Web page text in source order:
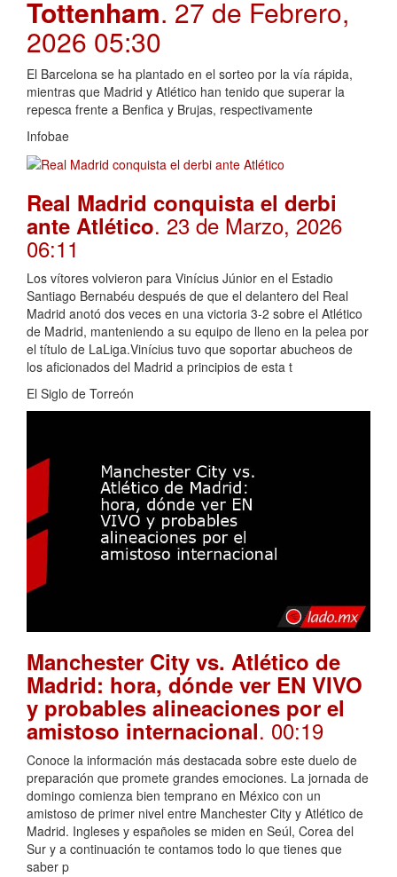
Tottenham. 27 de Febrero,
2026 05:30
El Barcelona se ha plantado en el sorteo por la vía rápida,
mientras que Madrid y Atlético han tenido que superar la
repesca frente a Benfica y Brujas, respectivamente
Infobae
Real Madrid conquista el derbi
ante Atlético. 23 de Marzo, 2026
06:11
Los vítores volvieron para Vinícius Júnior en el Estadio
Santiago Bernabéu después de que el delantero del Real
Madrid anotó dos veces en una victoria 3-2 sobre el Atlético
de Madrid, manteniendo a su equipo de lleno en la pelea por
el título de LaLiga.Vinícius tuvo que soportar abucheos de
los aficionados del Madrid a principios de esta t
El Siglo de Torreón
Manchester City vs. Atlético de
Madrid: hora, dónde ver EN VIVO
y probables alineaciones por el
amistoso internacional. 00:19
Conoce la información más destacada sobre este duelo de
preparación que promete grandes emociones. La jornada de
domingo comienza bien temprano en México con un
amistoso de primer nivel entre Manchester City y Atlético de
Madrid. Ingleses y españoles se miden en Seúl, Corea del
Sur y a continuación te contamos todo lo que tienes que
saber p